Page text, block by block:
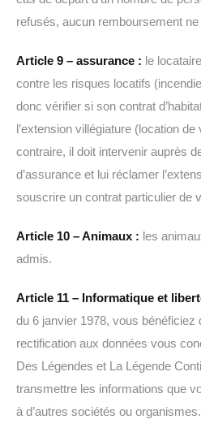
refusés, aucun remboursement
Article 9 – assurance : le
contre les risques locatifs
donc vérifier si son contrat
l’extension villégiature (location
contraire, il doit intervenir auprès
d’assurance et lui réclamer
souscrire un contrat particulier de
Article 10 – Animaux : les
admis.
Article 11 – Informatique et
du 6 janvier 1978, vous bénéficiez
rectification aux données vous
Des Légendes et La Légende
transmettre les informations que
à d’autres sociétés ou organismes.